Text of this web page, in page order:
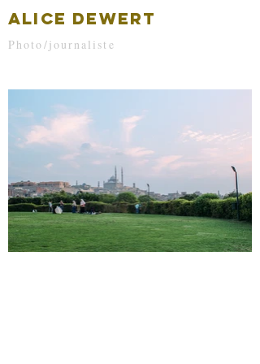
ALICE DEWERT
Photo/journaliste